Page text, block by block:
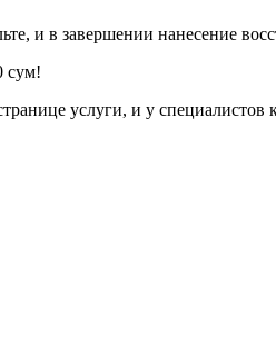
и в завершении нанесение
сум!
услуги, и у